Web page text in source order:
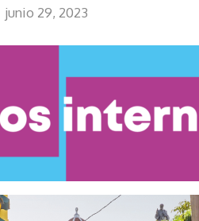
junio 29, 2023